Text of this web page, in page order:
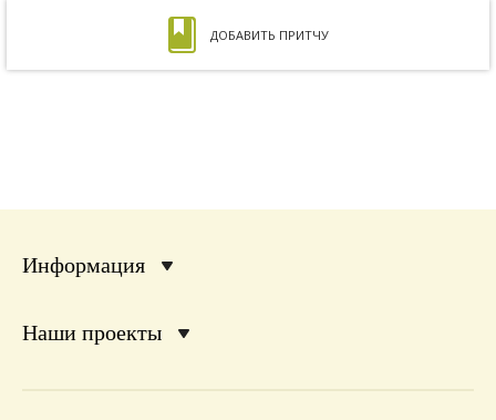
ДОБАВИТЬ ПРИТЧУ
Информация
Наши проекты